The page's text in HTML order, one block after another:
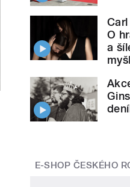
O
a
E-SHOP ČESKÉHO